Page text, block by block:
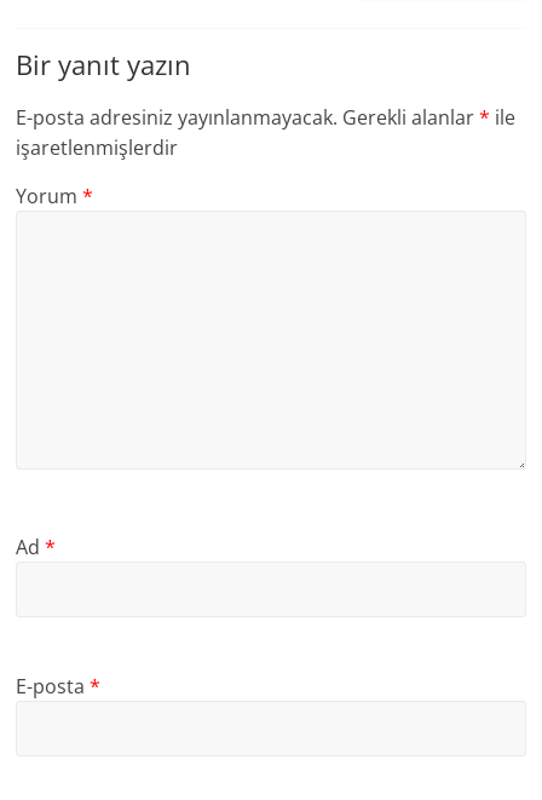
Bir yanıt yazın
E-posta adresiniz yayınlanmayacak. Gerekli alanlar* ile
işaretlenmişlerdir
Yorum*
Ad*
E-posta*